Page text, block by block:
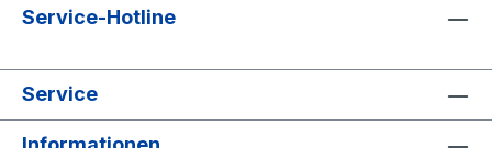
Service-Hotline
Service